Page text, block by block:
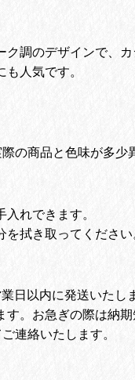
調のデザインで、
人気です。
の商品と色味が多少
れできます。
拭き取ってください
日以内に発送いたし
。お急ぎの際は納期
連絡いたします。